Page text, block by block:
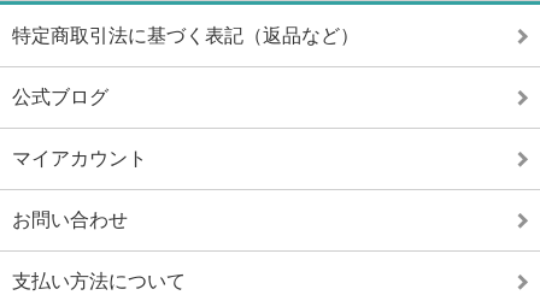
特定商取引法に基づく表記（返品など）
公式ブログ
マイアカウント
お問い合わせ
支払い方法について